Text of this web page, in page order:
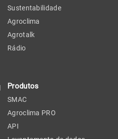
Sustentabilidade
Agroclima
Agrotalk
Rádio
Produtos
SMAC
Agroclima PRO
API